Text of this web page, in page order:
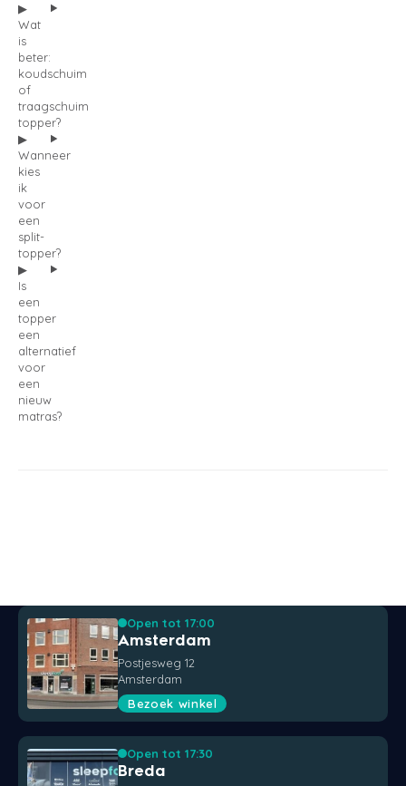
Wat
is
beter:
koudschuim
of
traagschuim
topper?
Wanneer
kies
ik
voor
een
split-
topper?
Is
een
topper
een
alternatief
voor
een
nieuw
matras?
Open tot 17:00
Amsterdam
Postjesweg 12
Amsterdam
Bezoek winkel
Open tot 17:30
Breda